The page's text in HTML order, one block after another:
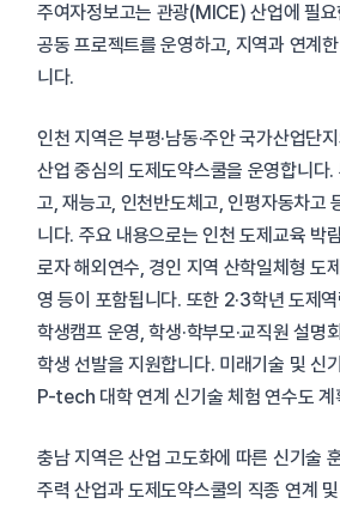
주여자정보고는 관광(MICE) 산업에 필요
공동 프로젝트를 운영하고, 지역과 연계
니다.
인천 지역은 부평·남동·주안 국가산업단
산업 중심의 도제도약스쿨을 운영합니다
고, 재능고, 인천반도체고, 인평자동차고
니다. 주요 내용으로는 인천 도제교육 박
로자 해외연수, 경인 지역 산학일체형 도
영 등이 포함됩니다. 또한 2·3학년 도제
학생캠프 운영, 학생·학부모·교직원 설명
학생 선발을 지원합니다. 미래기술 및 신
P-tech 대학 연계 신기술 체험 연수도 계
충남 지역은 산업 고도화에 따른 신기술
주력 산업과 도제도약스쿨의 직종 연계